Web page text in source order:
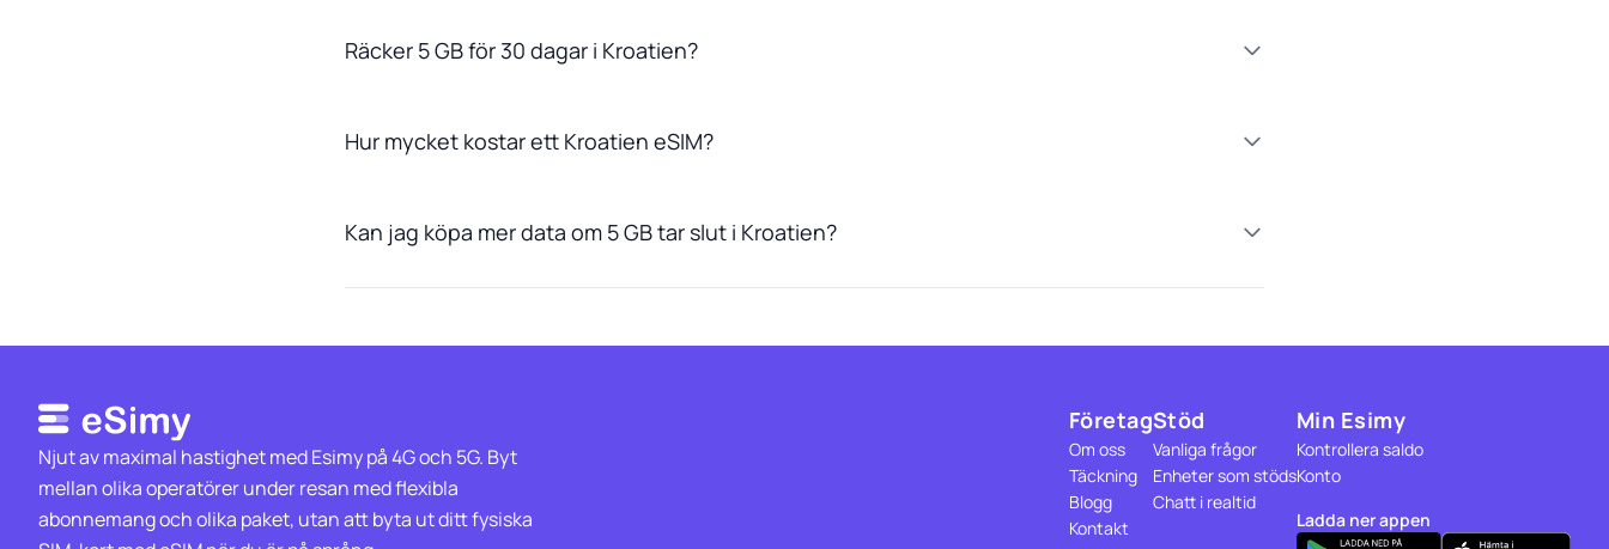
Räcker 5 GB för 30 dagar i Kroatien?
Hur mycket kostar ett Kroatien eSIM?
Kan jag köpa mer data om 5 GB tar slut i Kroatien?
Njut av maximal hastighet med Esimy på 4G och 5G. Byt
mellan olika operatörer under resan med flexibla
abonnemang och olika paket, utan att byta ut ditt fysiska
Företag
Om oss
Täckning
Blogg
Kontakt
Stöd
Vanliga frågor
Enheter som stöds
Chatt i realtid
Min Esimy
Kontrollera saldo
Konto
Ladda ner appen